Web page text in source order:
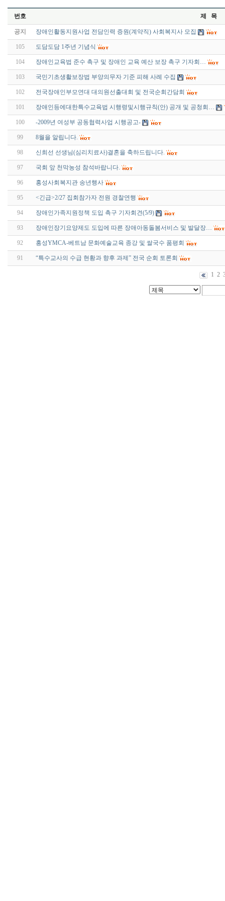
번호 제 목
공지 장애인활동지원사업 전담인력 증원(계약직) 사회복지사 모집
105 도담도담 1주년 기념식
104 장애인교육법 준수 촉구 및 장애인 교육 예산 보장 촉구 기자회…
103 국민기초생활보장법 부양의무자 기준 피해 사례 수집
102 전국장애인부모연대 대의원선출대회 및 전국순회간담회
101 장애인등에대한특수교육법 시행령및시행규칙(안) 공개 및 공청회…
100 -2009년 여성부 공동협력사업 시행공고-
99 8월을 알립니다.
98 신희선 선생님(심리치료사)결혼을 축하드립니다.
97 국회 앞 천막농성 참석바랍니다.
96 홍성사회복지관 송년행사
95 <긴급>2/27 집회참가자 전원 경찰연행
94 장애인가족지원정책 도입 촉구 기자회견(5/9)
93 장애인장기요양제도 도입에 따른 장애아동돌봄서비스 및 발달장…
92 홍성YMCA-베트남 문화예술교육 종강 및 쌀국수 품평회
91 “특수교사의 수급 현황과 향후 과제” 전국 순회 토론회
1 2